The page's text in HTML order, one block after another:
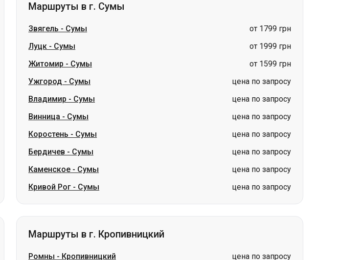
Маршруты в г. Сумы
Звягель - Сумы
от 1799 грн
Луцк - Сумы
от 1999 грн
Житомир - Сумы
от 1599 грн
Ужгород - Сумы
цена по запросу
Владимир - Сумы
цена по запросу
Винница - Сумы
цена по запросу
Коростень - Сумы
цена по запросу
Бердичев - Сумы
цена по запросу
Каменское - Сумы
цена по запросу
Кривой Рог - Сумы цена по запросу
Маршруты в г. Кропивницкий
Ромны - Кропивницкий
цена по запросу